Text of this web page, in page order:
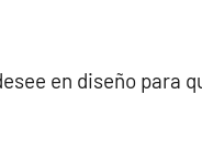
en diseño para